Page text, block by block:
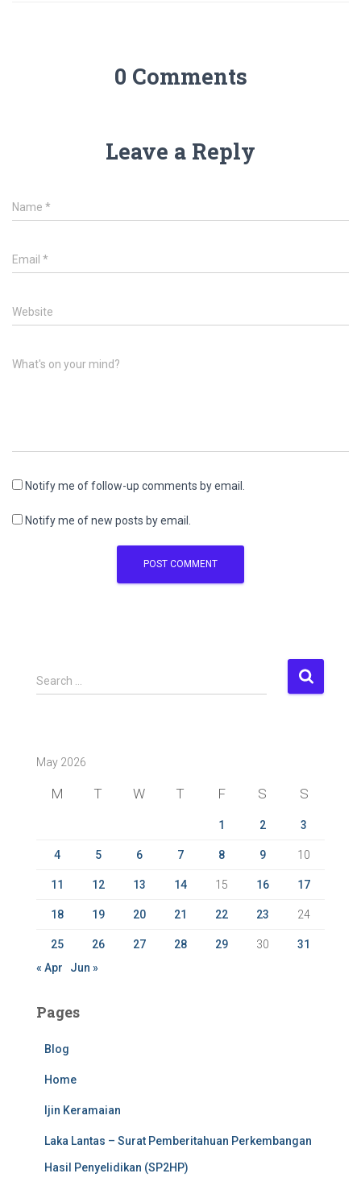
0 Comments
Leave a Reply
Name *
Email *
Website
What's on your mind?
Notify me of follow-up comments by email.
Notify me of new posts by email.
S
e
h
Search …
May 2026
M T W T F S S
1 2 3
4 5 6 7 8 9 10
11 12 13 14 15 16 17
18 19 20 21 22 23 24
25 26 27 28 29 30
31
« Apr
Jun »
Pages
Blog
Home
Ijin Keramaian
Laka Lantas – Surat Pemberitahuan Perkembangan
Hasil Penyelidikan (SP2HP)